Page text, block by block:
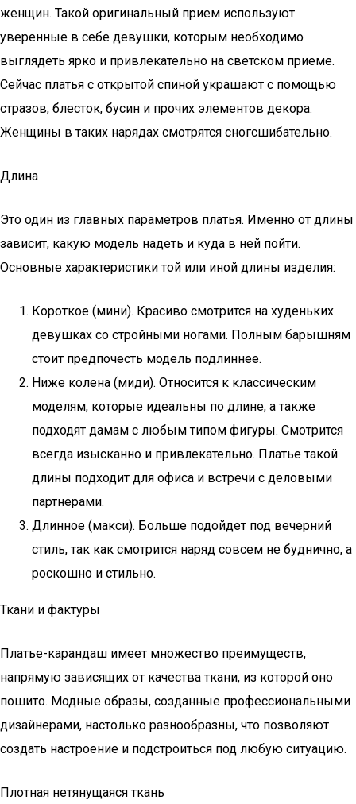
женщин. Такой оригинальный прием используют
уверенные в себе девушки, которым необходимо
выглядеть ярко и привлекательно на светском приеме.
Сейчас платья с открытой спиной украшают с помощью
стразов, блесток, бусин и прочих элементов декора.
Женщины в таких нарядах смотрятся сногсшибательно.
Длина
Это один из главных параметров платья. Именно от длины
зависит, какую модель надеть и куда в ней пойти.
Основные характеристики той или иной длины изделия:
Короткое (мини). Красиво смотрится на худеньких
девушках со стройными ногами. Полным барышням
стоит предпочесть модель подлиннее.
Ниже колена (миди). Относится к классическим
моделям, которые идеальны по длине, а также
подходят дамам с любым типом фигуры. Смотрится
всегда изысканно и привлекательно. Платье такой
длины подходит для офиса и встречи с деловыми
партнерами.
Длинное (макси). Больше подойдет под вечерний
стиль, так как смотрится наряд совсем не буднично, а
роскошно и стильно.
Ткани и фактуры
Платье-карандаш имеет множество преимуществ,
напрямую зависящих от качества ткани, из которой оно
пошито. Модные образы, созданные профессиональными
дизайнерами, настолько разнообразны, что позволяют
создать настроение и подстроиться под любую ситуацию.
Плотная нетянущаяся ткань